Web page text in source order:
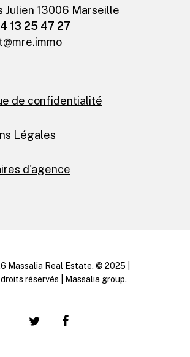
Julien 13006 Marseille
13 25 47 27
de confidentialité
Légales
d'agence
Massalia Real Estate. © 2025 |
réservés | Massalia group.
twitter facebook